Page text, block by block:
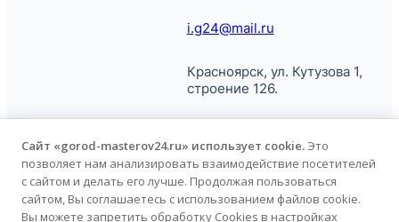
i.g24@mail.ru
Красноярск, ул. Кутузова 1,
строение 126.
© Город
Мастеров, 2026.
Политика обработки
персональных данных
Сайт «gorod-masterov24.ru» использует cookie. Это
позволяет нам анализировать взаимодействие посетителей
с сайтом и делать его лучше. Продолжая пользоваться
сайтом, Вы соглашаетесь с использованием файлов cookie.
Вы можете запретить обработку Cookies в настройках